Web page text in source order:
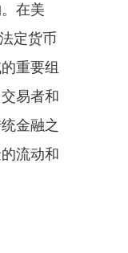
在美
定货币
重要组
易者和
金融之
流动和